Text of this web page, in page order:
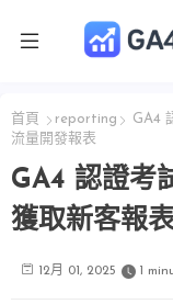
首頁 reporting
GA4
流量開發報表
GA4 認證考
獲取新客報
12月 01, 2025 1